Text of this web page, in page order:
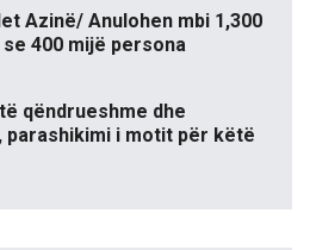
Azinë/ Anulohen mbi 1,300
400 mijë persona
qëndrueshme dhe
i motit për këtë